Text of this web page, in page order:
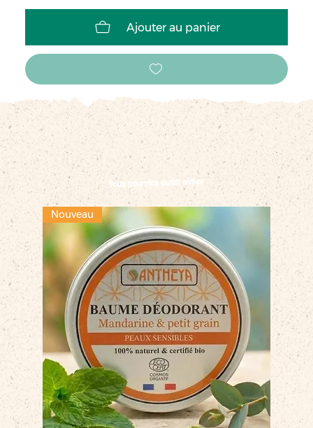
Ajouter au panier
Vous pourriez aussi aimer
Nouveau